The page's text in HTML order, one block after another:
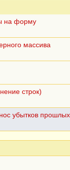
на форму
массива
строк)
убытков